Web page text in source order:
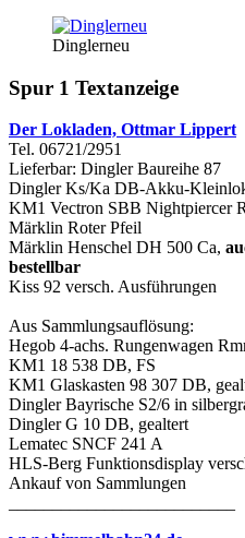
Dinglerneu
Spur 1 Textanzeige
Der Lokladen, Ottmar Lippert
Tel. 06721/2951
Lieferbar: Dingler Baureihe 87
Dingler Ks/Ka DB-Akku-
KM1 Vectron SBB Nightpiercer
Märklin Roter Pfeil
Märklin Henschel DH 500 Ca,
bestellbar
Kiss 92 versch. Ausführungen
Aus Sammlungsauflösung:
Hegob 4-achs. Rungenwagen
KM1 18 538 DB, FS
KM1 Glaskasten 98 307 DB,
Dingler Bayrische S2/6 in
Dingler G 10 DB, gealtert
Lematec SNCF 241 A
HLS-Berg Funktionsdisplay
Ankauf von Sammlungen